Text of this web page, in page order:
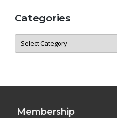
Categories
Categories
Membership